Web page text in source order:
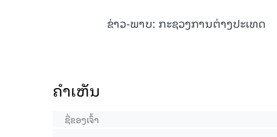
ຂ່າວ-ພາບ: ກະຊວງການຕ່າງປະເທດ
ຄໍາເຫັນ